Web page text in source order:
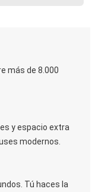
más de 8.000
y espacio extra
modernos.
Tú haces la